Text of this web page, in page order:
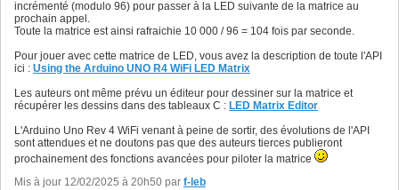
incrémenté (modulo 96) pour passer à la LED suivante de la matrice au
prochain appel.
Toute la matrice est ainsi rafraichie 10 000 / 96 = 104 fois par seconde.
Pour jouer avec cette matrice de LED, vous avez la description de toute l'API
ici : Using the Arduino UNO R4 WiFi LED Matrix
Les auteurs ont même prévu un éditeur pour dessiner sur la matrice et
récupérer les dessins dans des tableaux C : LED Matrix Editor
L'Arduino Uno Rev 4 WiFi venant à peine de sortir, des évolutions de l'API
sont attendues et ne doutons pas que des auteurs tierces publieront
prochainement des fonctions avancées pour piloter la matrice
Mis à jour 12/02/2025 à 20h50 par f-leb